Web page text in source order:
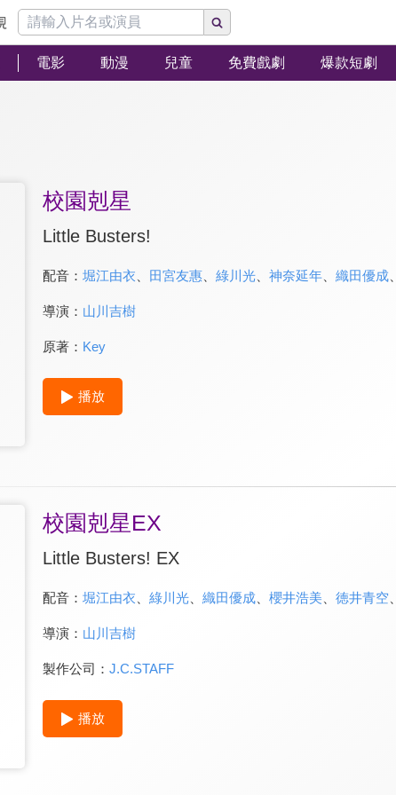
電影 動漫 兒童 免費戲劇 爆款短劇
校園剋星
Little Busters!
配音： 堀江由衣 田宮友惠、 綠川光、 神奈延年、 織田優成、
導演： 山川吉樹
原著： Key
播放
校園剋星EX
Little Busters! EX
配音： 堀江由衣 綠川光、 織田優成、 櫻井浩美 徳井青空、
導演： 山川吉樹
製作公司： J.C.STAFF
播放